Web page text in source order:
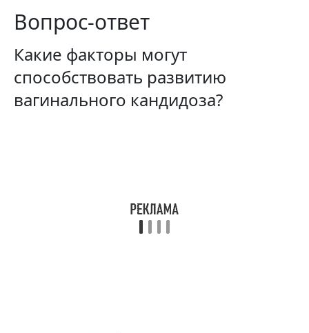
Вопрос-ответ
Какие факторы могут
способствовать развитию
вагинального кандидоза?